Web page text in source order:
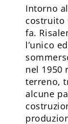
Intorno
costruito
fa.
l’unico
nel 1950
terreno,
alcune